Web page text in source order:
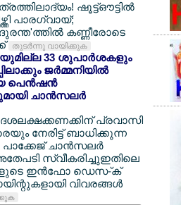
ഷൂട്ട്ഔട്ടില്‍
പാരഗ്വായ്;
കണ്ണീരോടെ
തുടര്‍ന്നു വായിക്കുക
33 ശുപാര്‍ശകളും
ജര്‍മ്മനിയില്‍
പെന്‍ഷന്‍
ചാന്‍സലര്‍
ദശലക്ഷക്കണക്കിന് പ്രവാസി
നേരിട്ട് ബാധിക്കുന്ന
ചാന്‍സലര്‍
സ്വീകരിച്ചുഇതിലെ
ഇന്‍ഫോ ഡെസ-്ക്
വിവരങ്ങള്‍